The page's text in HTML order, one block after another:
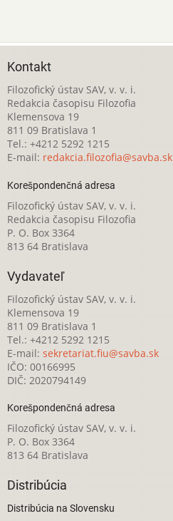
Kontakt
Filozofický ústav SAV, v. v. i.
Redakcia časopisu Filozofia
Klemensova 19
811 09 Bratislava 1
Tel.: +4212 5292 1215
E-mail: redakcia.filozofia@savba.sk
Korešpondenčná adresa
Filozofický ústav SAV, v. v. i.
Redakcia časopisu Filozofia
P. O. Box 3364
813 64 Bratislava
Vydavateľ
Filozofický ústav SAV, v. v. i.
Klemensova 19
811 09 Bratislava 1
Tel.: +4212 5292 1215
E-mail: sekretariat.fiu@savba.sk
IČO: 00166995
DIČ: 2020794149
Korešpondenčná adresa
Filozofický ústav SAV, v. v. i.
P. O. Box 3364
813 64 Bratislava
Distribúcia
Distribúcia na Slovensku